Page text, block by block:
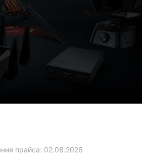
прайса: 02.08.2026